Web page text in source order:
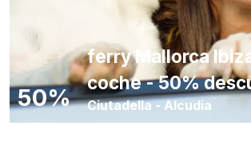
50%
ferry Mallorca
coche - 50%
Ciutadella-Alcudia